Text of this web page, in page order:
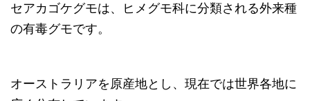
セアカゴケグモは、ヒメグモ科に分類される外来種
の有毒グモです。
オーストラリアを原産地とし、現在では世界各地に